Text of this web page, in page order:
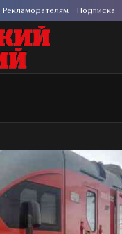
Рекламодателям Подписка